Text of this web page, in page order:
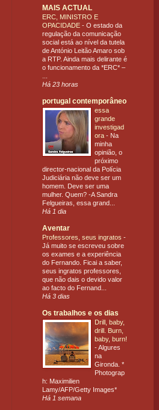
MAIS ACTUAL
ERC, MINISTRO E
OPACIDADE - O estado da
regulação da comunicação
social está ao nível da tutela
de António Leitão Amaro sob
a RTP. Ainda mais delirante é
o funcionamento da *ERC* –
Há 23 horas
portugal contemporâneo
essa
grande
investigad
ora - Na
minha
opinião, o
próximo
director-nacional da Polícia
Judiciária não deve ser um
homem. Deve ser uma
mulher. Quem? -A Sandra
Felgueiras, essa grand...
Há 1 dia
Aventar
Professores, seus ingratos -
Já muito se escreveu sobre
os exames e a experiência
do Fernando. Ficai a saber,
seus ingratos professores,
que não dais o devido valor
ao facto do Fernand...
Há 3 dias
Os trabalhos e os dias
Drill, baby,
drill. Burn,
baby, burn!
-Algures
na
Gironda. *
Photograp
h: Maximilien
Lamy/AFP/Getty Images*
Há 1 semana